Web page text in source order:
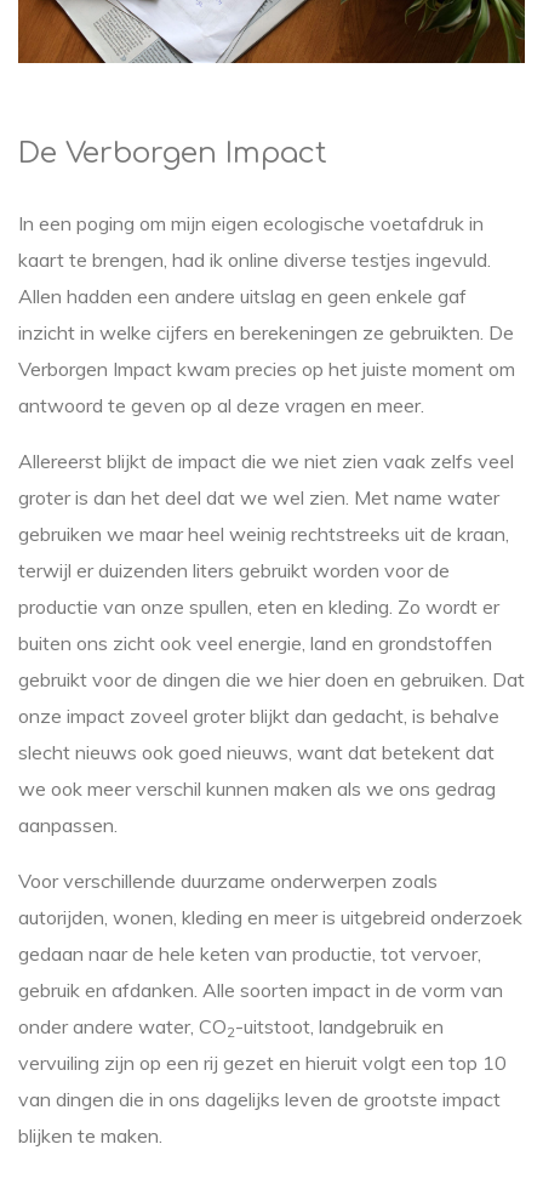
De Verborgen Impact
In een poging om mijn eigen ecologische voetafdruk in
kaart te brengen, had ik online diverse testjes ingevuld.
Allen hadden een andere uitslag en geen enkele gaf
inzicht in welke cijfers en berekeningen ze gebruikten. De
Verborgen Impact kwam precies op het juiste moment om
antwoord te geven op al deze vragen en meer.
Allereerst blijkt de impact die we niet zien vaak zelfs veel
groter is dan het deel dat we wel zien. Met name water
gebruiken we maar heel weinig rechtstreeks uit de kraan,
terwijl er duizenden liters gebruikt worden voor de
productie van onze spullen, eten en kleding. Zo wordt er
buiten ons zicht ook veel energie, land en grondstoffen
gebruikt voor de dingen die we hier doen en gebruiken. Dat
onze impact zoveel groter blijkt dan gedacht, is behalve
slecht nieuws ook goed nieuws, want dat betekent dat
we ook meer verschil kunnen maken als we ons gedrag
aanpassen.
Voor verschillende duurzame onderwerpen zoals
autorijden, wonen, kleding en meer is uitgebreid onderzoek
gedaan naar de hele keten van productie, tot vervoer,
gebruik en afdanken. Alle soorten impact in de vorm van
onder andere water, CO2-uitstoot, landgebruik en
vervuiling zijn op een rij gezet en hieruit volgt een top 10
van dingen die in ons dagelijks leven de grootste impact
blijken te maken.